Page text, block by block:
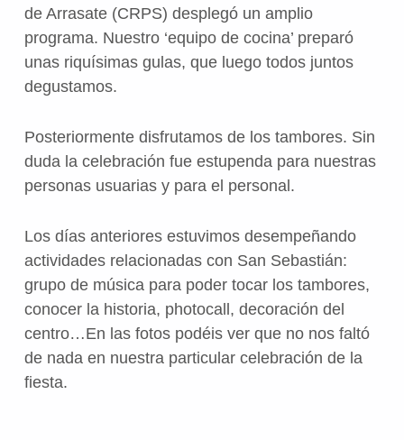
de Arrasate (CRPS) desplegó un amplio
programa. Nuestro ‘equipo de cocina’ preparó
unas riquísimas gulas, que luego todos juntos
degustamos.
Posteriormente disfrutamos de los tambores. Sin
duda la celebración fue estupenda para nuestras
personas usuarias y para el personal.
Los días anteriores estuvimos desempeñando
actividades relacionadas con San Sebastián:
grupo de música para poder tocar los tambores,
conocer la historia, photocall, decoración del
centro…En las fotos podéis ver que no nos faltó
de nada en nuestra particular celebración de la
fiesta.